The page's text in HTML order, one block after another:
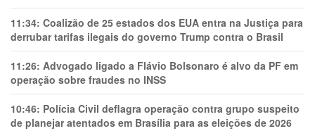
11:34: Coalizão de 25 estados dos EUA entra na Justiça para
derrubar tarifas ilegais do governo Trump contra o Brasil
11:26: Advogado ligado a Flávio Bolsonaro é alvo da PF em
operação sobre fraudes no INSS
10:46: Polícia Civil deflagra operação contra grupo suspeito
de planejar atentados em Brasília para as eleições de 2026